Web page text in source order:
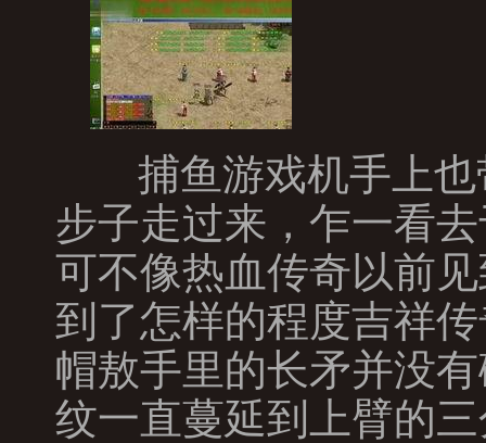
捕鱼游戏机手上也
步子走过来，乍一看
可不像热血传奇以前
到了怎样的程度吉祥
帽敖手里的长矛并没
纹一直蔓延到上臂的